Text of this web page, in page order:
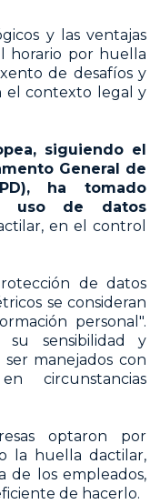
y las ventajas
horario por huella
de desafíos y
el contexto legal y
siguiendo el
General de
ha tomado
uso de datos
en el control
de datos
se consideran
personal".
su sensibilidad y
manejados con
circunstancias
optaron por
la huella dactilar,
de los empleados,
de hacerlo.